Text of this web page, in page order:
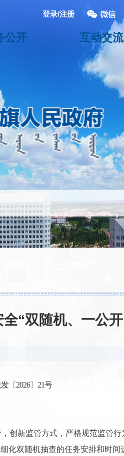
登录/注册
公开 互动交流
“双随机、一公
〔2026〕21号
创新监管方式，严格规范监管
化双随机抽查的任务安排和时间